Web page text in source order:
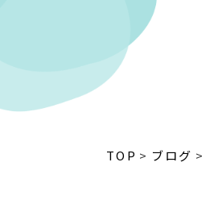
TOP ブログ